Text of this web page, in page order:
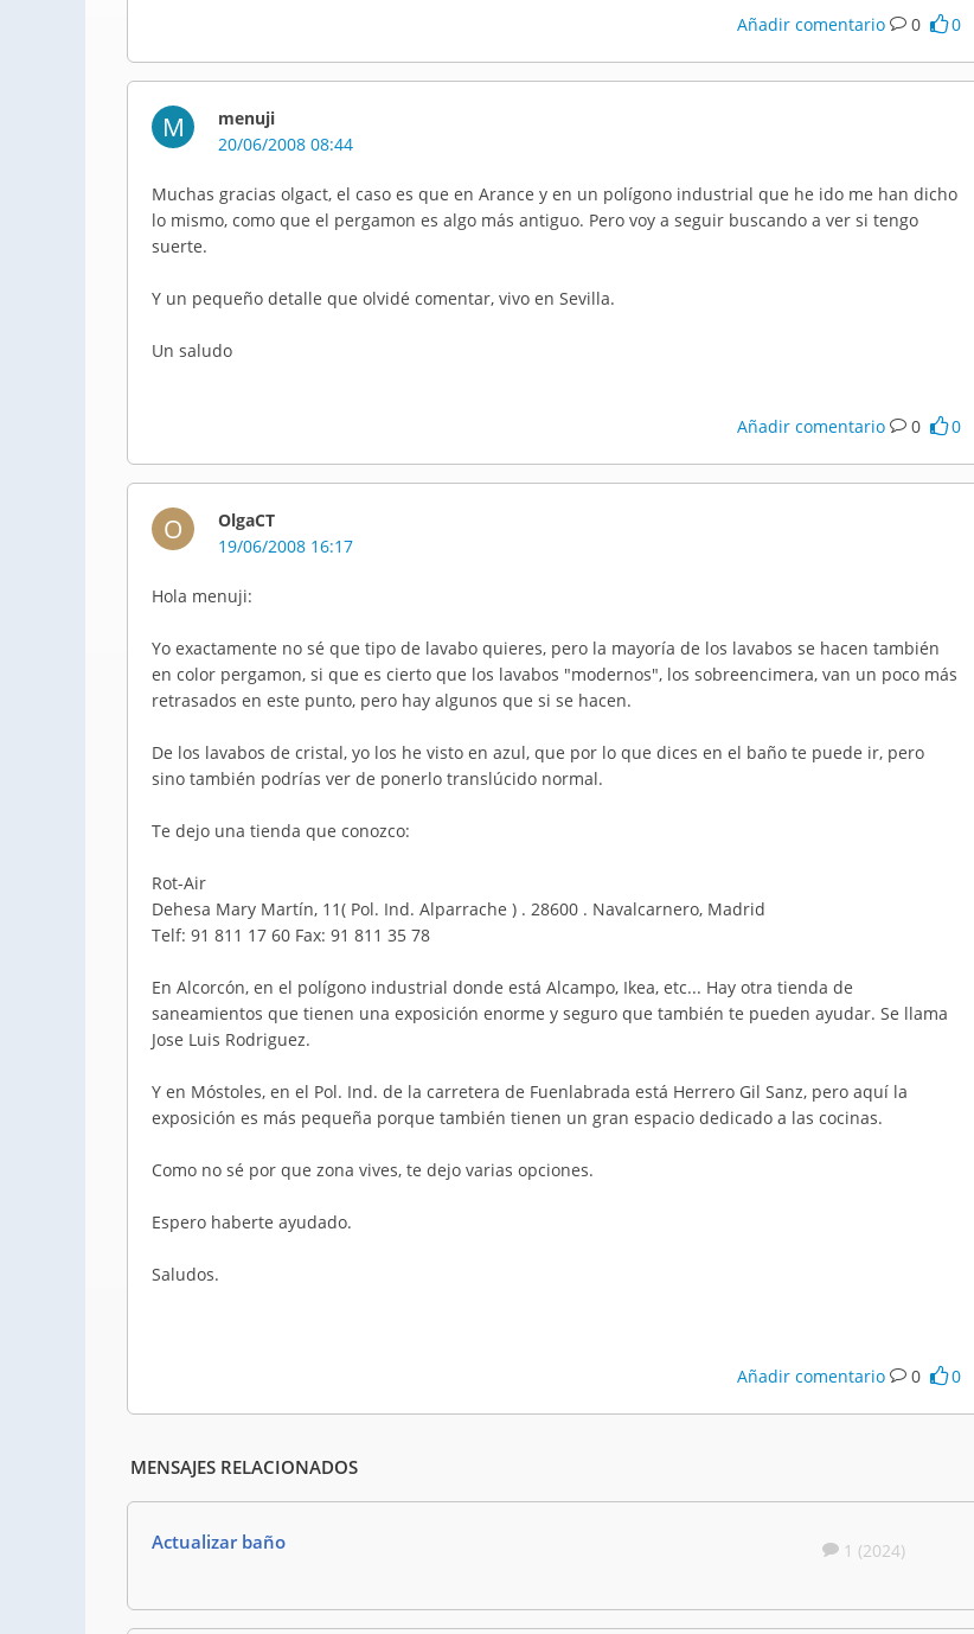
Añadir comentario 0 0
M
menuji
20/06/2008 08:44
Muchas gracias olgact, el caso es que en Arance y en un polígono industrial que he ido me han dicho
lo mismo, como que el pergamon es algo más antiguo. Pero voy a seguir buscando a ver si tengo
suerte.
Y un pequeño detalle que olvidé comentar, vivo en Sevilla.
Un saludo
Añadir comentario 0 0
O
OlgaCT
19/06/2008 16:17
Hola menuji:
Yo exactamente no sé que tipo de lavabo quieres, pero la mayoría de los lavabos se hacen también
en color pergamon, si que es cierto que los lavabos "modernos", los sobreencimera, van un poco más
retrasados en este punto, pero hay algunos que si se hacen.
De los lavabos de cristal, yo los he visto en azul, que por lo que dices en el baño te puede ir, pero
sino también podrías ver de ponerlo translúcido normal.
Te dejo una tienda que conozco:
Rot-Air
Dehesa Mary Martín, 11( Pol. Ind. Alparrache ) . 28600 . Navalcarnero, Madrid
Telf: 91 811 17 60 Fax: 91 811 35 78
En Alcorcón, en el polígono industrial donde está Alcampo, Ikea, etc... Hay otra tienda de
saneamientos que tienen una exposición enorme y seguro que también te pueden ayudar. Se llama
Jose Luis Rodriguez.
Y en Móstoles, en el Pol. Ind. de la carretera de Fuenlabrada está Herrero Gil Sanz, pero aquí la
exposición es más pequeña porque también tienen un gran espacio dedicado a las cocinas.
Como no sé por que zona vives, te dejo varias opciones.
Espero haberte ayudado.
Saludos.
Añadir comentario 0 0
MENSAJES RELACIONADOS
Actualizar baño 1 (2024)